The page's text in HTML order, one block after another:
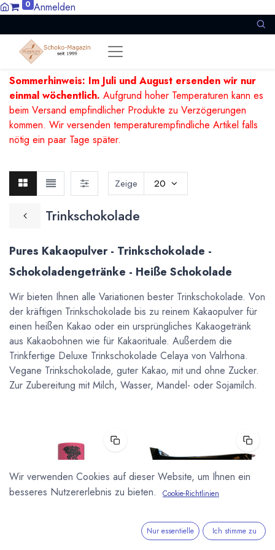
0 Anmelden
Sommerhinweis: Im Juli und August ersenden wir nur
einmal wöchentlich. Aufgrund hoher Temperaturen kann es
beim Versand empfindlicher Produkte zu Verzögerungen
kommen. Wir versenden temperaturempfindliche Artikel falls
nötig ein paar Tage später.
Trinkschokolade
Zeige 20
Pures Kakaopulver - Trinkschokolade -
Schokoladengetränke - Heiße Schokolade
Wir bieten Ihnen alle Variationen bester Trinkschokolade. Von
der kräftigen Trinkschokolade bis zu reinem Kakaopulver für
einen heißen Kakao oder ein ursprüngliches Kakaogetränk
aus Kakaobohnen wie für Kakaorituale. Außerdem die
Trinkfertige Deluxe Trinkschokolade Celaya von Valrhona.
Vegane Trinkschokolade, guter Kakao, mit und ohne Zucker.
Zur Zubereitung mit Milch, Wasser, Mandel- oder Sojamilch.
Wir verwenden Cookies auf dieser Website, um Ihnen ein
besseres Nutzererlebnis zu bieten.
Cookie-Richtlinien
Nur essentielle Ich stimme zu